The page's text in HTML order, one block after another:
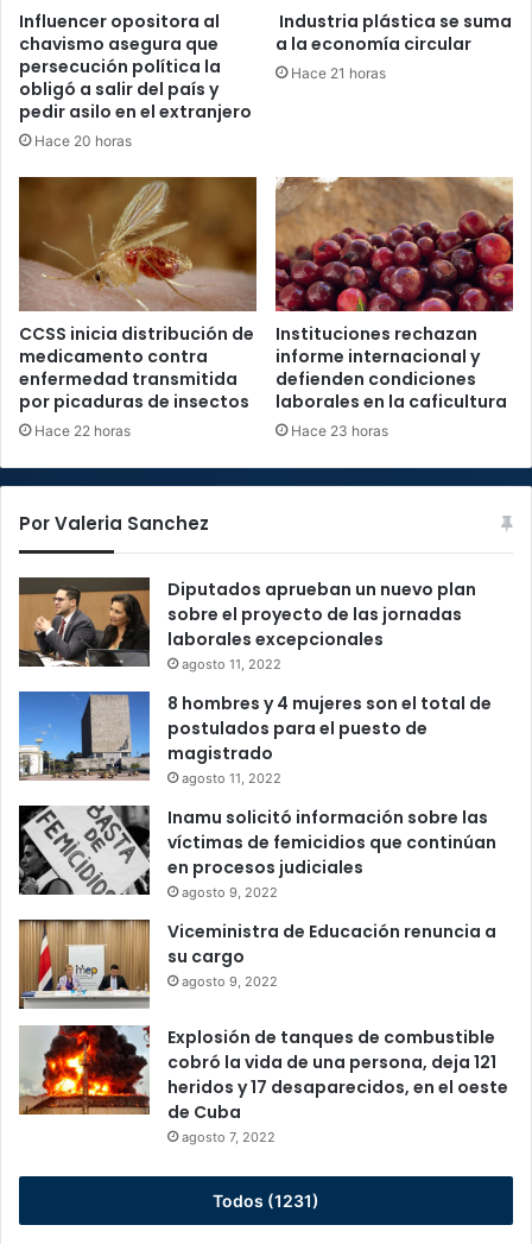
Influencer opositora al
chavismo asegura que
persecución política la
obligó a salir del país y
pedir asilo en el extranjero
Hace 20 horas
Industria plástica se suma
a la economía circular
Hace 21 horas
CCSS inicia distribución de
medicamento contra
enfermedad transmitida
por picaduras de insectos
Hace 22 horas
Instituciones rechazan
informe internacional y
defienden condiciones
laborales en la caficultura
Hace 23 horas
Por Valeria Sanchez
Diputados aprueban un nuevo plan
sobre el proyecto de las jornadas
laborales excepcionales
agosto 11, 2022
8 hombres y 4 mujeres son el total de
postulados para el puesto de
magistrado
agosto 11, 2022
Inamu solicitó información sobre las
víctimas de femicidios que continúan
en procesos judiciales
agosto 9, 2022
Viceministra de Educación renuncia a
su cargo
agosto 9, 2022
Explosión de tanques de combustible
cobró la vida de una persona, deja 121
heridos y 17 desaparecidos, en el oeste
de Cuba
agosto 7, 2022
Todos (1231)